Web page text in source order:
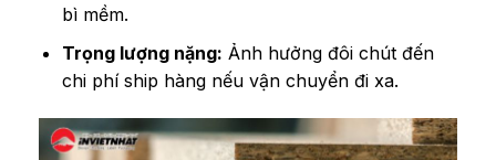
bì mềm.
Trọng lượng nặng: Ảnh hưởng đôi chút đến
chi phí ship hàng nếu vận chuyển đi xa.